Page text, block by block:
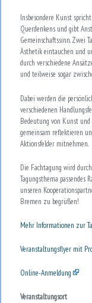
Insbesondere Kunst
Querdenkens und gibt
Gemeinschaftssinn. Zwei
Ästhetik eintauchen und
durch verschiedene
und teilweise sogar
Dabei werden die
verschiedenen
Bedeutung von Kunst
gemeinsam reflektieren
Aktionsfelder mitnehmen.
Die Fachtagung wird
Tagungsthema passendes
unseren
Bremen zu begrüßen!
Mehr Informationen zur
Veranstaltungsflyer mit
Online-Anmeldung
Veranstaltungsort